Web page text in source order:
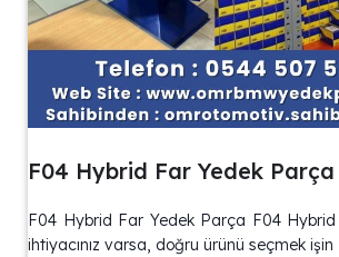
F04 Hybrid Far Yedek Parça
F04 Hybrid Far Yedek Parça F04
ihtiyacınız varsa, doğru ürünü seçmek işin